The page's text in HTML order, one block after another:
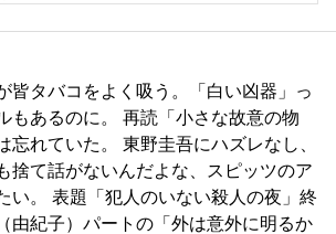
皆タバコをよく吸う。「白い凶器」っ
もあるのに。 再読「小さな故意の物
忘れていた。 東野圭吾にハズレなし、
捨て話がないんだよな、スピッツのア
い。 表題「犯人のいない殺人の夜」終
由紀子）パートの「外は意外に明るか